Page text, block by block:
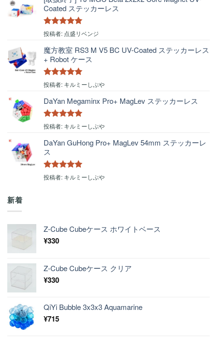
Coated ステッカーレス
5段階中5の
投稿者: 点盛リベンジ
魔方教室 RS3 M V5 BC UV-Coated ステッカーレス
+ Robot ケース
5段階中 5 の
投稿者: キルミーしぶや
DaYan Megaminx Pro+ MagLev ステッカーレス
5段階中 5 の
投稿者: キルミーしぶや
DaYan GuHong Pro+ MagLev 54mm ステッカーレ
ス
5段階中 5 の
投稿者: キルミーしぶや
新着
Z-Cube Cubeケース ホワイトベース
¥330
Z-Cube Cubeケース クリア
¥330
QiYi Bubble 3x3x3 Aquamarine
¥715